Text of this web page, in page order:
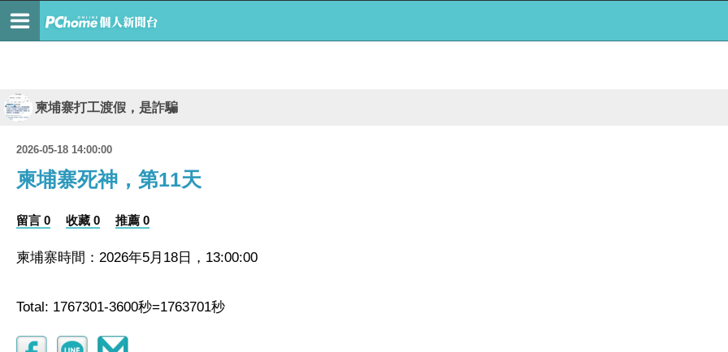
柬埔寨打工渡假，是詐騙
2026-05-18 14:00:00
柬埔寨死神，第11天
留言 0 收藏 0 推薦 0
柬埔寨時間：2026年5月18日，13:00:00
Total: 1767301-3600秒=1763701秒